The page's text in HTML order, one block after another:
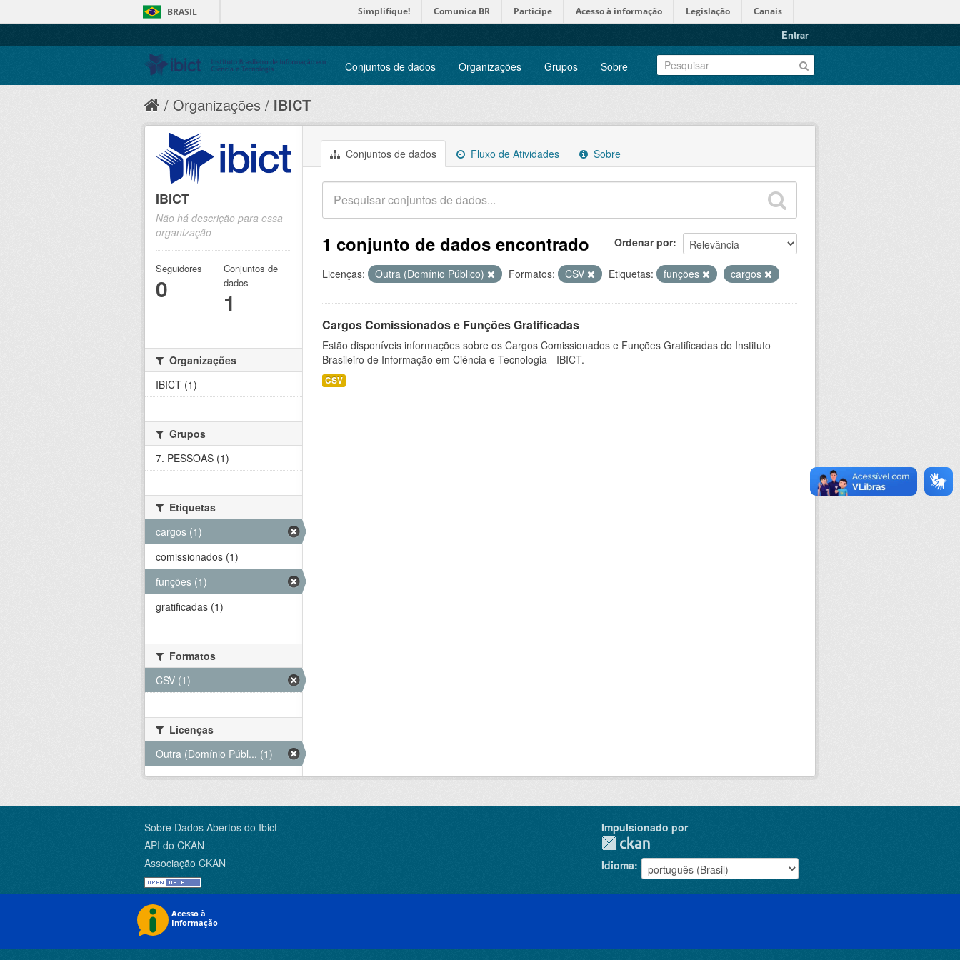
BRASIL Simplifique! Comunica BR Participe Acesso à informação Legislação Canais
Entrar
Conjuntos de dados Organizações Grupos Sobre
Organizações IBICT
Conjuntos de dados Fluxo de Atividades Sobre
Ordenar por
1 conjunto de dados encontrado
Licenças: Outra (Domínio Público) Formatos: CSV Etiquetas: funções cargos
Cargos Comissionados e Funções Gratificadas
Estão disponíveis informações sobre os Cargos Comissionados e Funções Gratificadas do Instituto
Brasileiro de Informação em Ciência e Tecnologia - IBICT.
CSV
IBICT
Não há descrição para essa
organização
Seguidores
0
Conjuntos de
dados
1
Organizações
IBICT (1)
Grupos
7. PESSOAS (1)
Etiquetas
cargos (1)
comissionados (1)
funções (1)
gratificadas (1)
Formatos
CSV (1)
Licenças
Outra (Domínio Públ... (1)
Sobre Dados Abertos do Ibict
API do CKAN
Associação CKAN
Impulsionado por
Idioma